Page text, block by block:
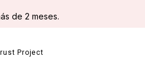
de 2 meses.